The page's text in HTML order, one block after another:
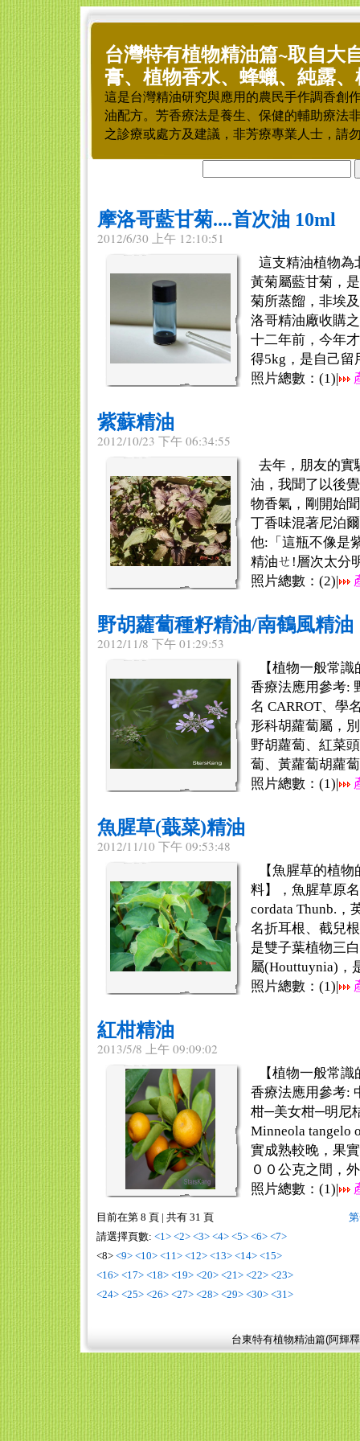
台灣特有植物精油篇~取自大
膏、植物香水、蜂蠟、純露
這是台灣精油研究與應用的農民手作調香創
油配方。芳香療法是養生、保健的輔助療法
之診療或處方及建議，非芳療專業人士，請
摩洛哥藍甘菊....首次油 10ml
2012/6/30 上午 12:10:51
這支精油植物為
黃菊屬藍甘菊，
菊所蒸餾，非埃
洛哥精油廠收購
十二年前，今年
得5kg，是自己留
照片總數：(1)|
紫蘇精油
2012/10/23 下午 06:34:55
去年，朋友的實
油，我聞了以後
物香氣，剛開始
丁香味混著尼泊
他:「這瓶不像是
精油ㄝ!層次太分
照片總數：(2)|
野胡蘿蔔種籽精油/南鶴風精油
2012/11/8 下午 01:29:53
【植物一般常
香療法應用參考:
名 CARROT、學
形科胡蘿蔔屬，
野胡蘿蔔、紅菜
蔔、黃蘿蔔胡蘿
照片總數：(1)|
魚腥草(蕺菜)精油
2012/11/10 下午 09:53:48
【魚腥草的植
料】，魚腥草原
cordata Thunb.，
名折耳根、截兒
是雙子葉植物三
屬(Houttuynia)，
照片總數：(1)|
紅柑精油
2013/5/8 上午 09:09:02
【植物一般常
香療法應用參考:
柑─美女柑─明尼
Minneola tangelo
實成熟較晚，果
００公克之間，
照片總數：(1)|
目前在第 8 頁 | 共有 31 頁
請選擇頁數: <1> <2> <3> <4> <5> <6> <7>
<8> <9> <10> <11> <12> <13> <14> <15>
<16> <17> <18> <19> <20> <21> <22> <23>
<24> <25> <26> <27> <28> <29> <30> <31>
台東特有植物精油篇(阿